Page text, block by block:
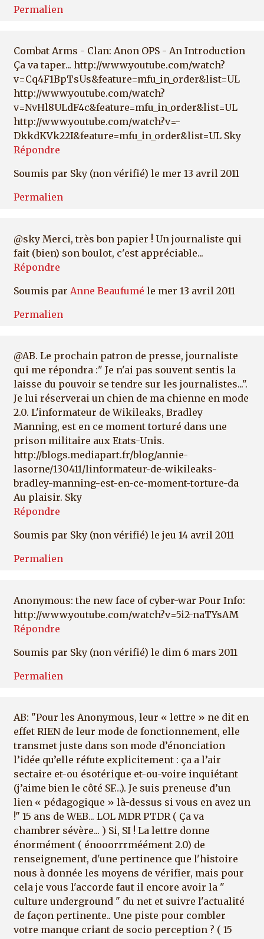
Permalien
Combat Arms - Clan: Anon OPS - An Introduction
Ça va taper... http://www.youtube.com/watch?
v=Cq4F1BpTsUs&feature=mfu_in_order&list=UL
http://www.youtube.com/watch?
v=NvHl8ULdF4c&feature=mfu_in_order&list=UL
http://www.youtube.com/watch?v=-
DkkdKVk22I&feature=mfu_in_order&list=UL Sky
Répondre
Soumis par Sky (non vérifié) le mer 13 avril 2011
Permalien
@sky Merci, très bon papier ! Un journaliste qui
fait (bien) son boulot, c'est appréciable...
Répondre
Soumis par Anne Beaufumé le mer 13 avril 2011
Permalien
@AB. Le prochain patron de presse, journaliste
qui me répondra :" Je n'ai pas souvent sentis la
laisse du pouvoir se tendre sur les journalistes...".
Je lui réserverai un chien de ma chienne en mode
2.0. L'informateur de Wikileaks, Bradley
Manning, est en ce moment torturé dans une
prison militaire aux Etats-Unis.
http://blogs.mediapart.fr/blog/annie-
lasorne/130411/linformateur-de-wikileaks-
bradley-manning-est-en-ce-moment-torture-da
Au plaisir. Sky
Répondre
Soumis par Sky (non vérifié) le jeu 14 avril 2011
Permalien
Anonymous: the new face of cyber-war Pour Info:
http://www.youtube.com/watch?v=5i2-naTYsAM
Répondre
Soumis par Sky (non vérifié) le dim 6 mars 2011
Permalien
AB: "Pour les Anonymous, leur « lettre » ne dit en
effet RIEN de leur mode de fonctionnement, elle
transmet juste dans son mode d’énonciation
l’idée qu’elle réfute explicitement : ça a l’air
sectaire et-ou ésotérique et-ou-voire inquiétant
(j’aime bien le côté SF…). Je suis preneuse d’un
lien « pédagogique » là-dessus si vous en avez un
!" 15 ans de WEB... LOL MDR PTDR ( Ça va
chambrer sévère... ) Si, SI ! La lettre donne
énormément ( énooorrrméément 2.0) de
renseignement, d'une pertinence que l'histoire
nous à donnée les moyens de vérifier, mais pour
cela je vous l'accorde faut il encore avoir la "
culture underground " du net et suivre l'actualité
de façon pertinente.. Une piste pour combler
votre manque criant de socio perception ? ( 15